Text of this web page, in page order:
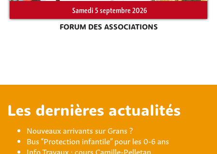
Samedi 5 septembre 2026
FORUM DES ASSOCIATIONS
Les dernières actualités
Nouveaux arrivants sur Grans ?
Bus “Protection infantile” pour les 0-6 ans
Info Travaux : cours Camille-Pelletan